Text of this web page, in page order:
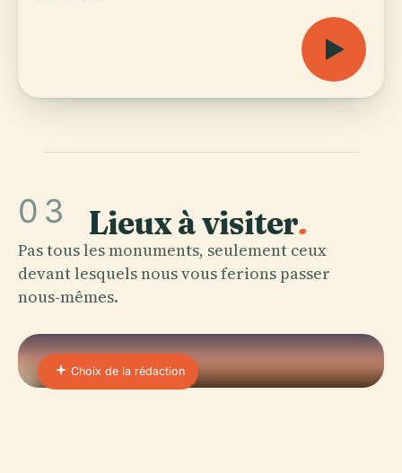
03 Lieux à visiter.
Pas tous les monuments, seulement ceux
devant lesquels nous vous ferions passer
nous-mêmes.
Choix de la rédaction